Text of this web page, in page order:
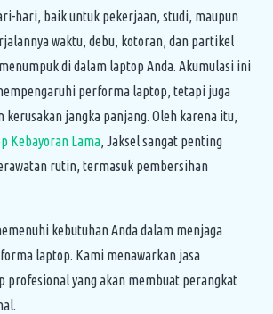
hari, baik untuk pekerjaan, studi, maupun
waktu, debu, kotoran, dan partikel
di dalam laptop Anda. Akumulasi ini
performa laptop, tetapi juga
kerusakan jangka panjang. Oleh karena itu,
Kebayoran Lama, Jaksel sangat penting
rutin, termasuk pembersihan
kebutuhan Anda dalam menjaga
laptop. Kami menawarkan jasa
profesional yang akan membuat perangkat